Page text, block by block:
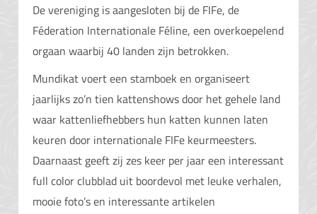
De vereniging is aangesloten bij de FIFe, de
Féderation Internationale Féline, een overkoepelend
orgaan waarbij 40 landen zijn betrokken.
Mundikat voert een stamboek en organiseert
jaarlijks zo’n tien kattenshows door het gehele land
waar kattenliefhebbers hun katten kunnen laten
keuren door internationale FIFe keurmeesters.
Daarnaast geeft zij zes keer per jaar een interessant
full color clubblad uit boordevol met leuke verhalen,
mooie foto’s en interessante artikelen